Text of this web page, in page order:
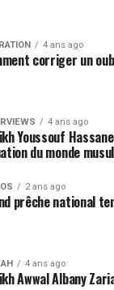
4 ans ago
corriger un
4 ans ago
Youssouf
du monde
2 ans ago
prêche national
4 ans ago
Awwal Albany